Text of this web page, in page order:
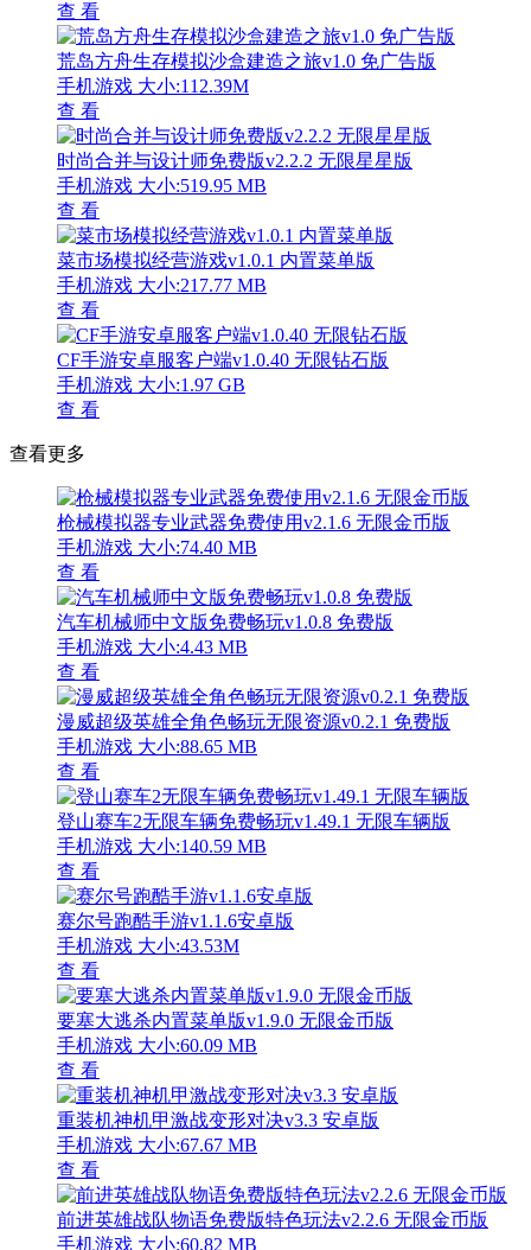
查 看
荒岛方舟生存模拟沙盒建造之旅v1.0 免广告版
手机游戏 大小:112.39M
查 看
时尚合并与设计师免费版v2.2.2 无限星星版
手机游戏 大小:519.95 MB
查 看
菜市场模拟经营游戏v1.0.1 内置菜单版
手机游戏 大小:217.77 MB
查 看
CF手游安卓服客户端v1.0.40 无限钻石版
手机游戏 大小:1.97 GB
查 看
查看更多
枪械模拟器专业武器免费使用v2.1.6 无限金币版
手机游戏 大小:74.40 MB
查 看
汽车机械师中文版免费畅玩v1.0.8 免费版
手机游戏 大小:4.43 MB
查 看
漫威超级英雄全角色畅玩无限资源v0.2.1 免费版
手机游戏 大小:88.65 MB
查 看
登山赛车2无限车辆免费畅玩v1.49.1 无限车辆版
手机游戏 大小:140.59 MB
查 看
赛尔号跑酷手游v1.1.6安卓版
手机游戏 大小:43.53M
查 看
要塞大逃杀内置菜单版v1.9.0 无限金币版
手机游戏 大小:60.09 MB
查 看
重装机神机甲激战变形对决v3.3 安卓版
手机游戏 大小:67.67 MB
查 看
前进英雄战队物语免费版特色玩法v2.2.6 无限金币版
手机游戏 大小:60.82 MB